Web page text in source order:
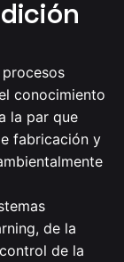
conocimiento
la par que
fabricación y
de la
de la